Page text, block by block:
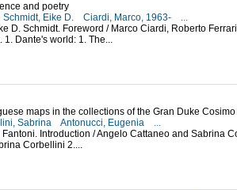
and poetry
Schmidt, Eike D. Ciardi, Marco, 1963-
...
D. Schmidt. Foreword / Marco Ciardi, Roberto
1. Dante's world: 1. The...
maps in the collections of the Gran Duke Cosimo
Sabrina Antonucci, Eugenia
...
Fantoni. Introduction / Angelo Cattaneo and Sabrina
Corbellini 2....